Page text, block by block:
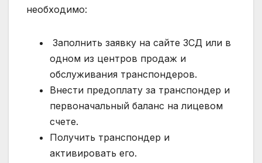
необходимо:
Заполнить заявку на сайте ЗСД или в
одном из центров продаж и
обслуживания транспондеров.
Внести предоплату за транспондер и
первоначальный баланс на лицевом
счете.
Получить транспондер и
активировать его.